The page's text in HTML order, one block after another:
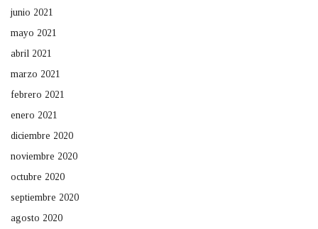
junio 2021
mayo 2021
abril 2021
marzo 2021
febrero 2021
enero 2021
diciembre 2020
noviembre 2020
octubre 2020
septiembre 2020
agosto 2020